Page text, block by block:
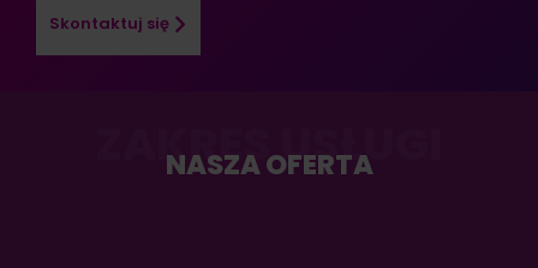
Skontaktuj się
ZAKRES USŁUGI
NASZA OFERTA